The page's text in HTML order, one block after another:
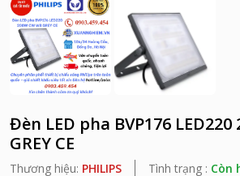
Đèn LED pha BVP176 LED220
GREY CE
Thương hiệu: PHILIPS Tình trạng : Còn